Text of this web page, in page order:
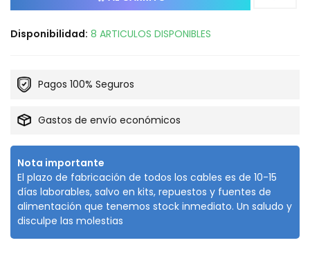
Disponibilidad: 8 ARTICULOS DISPONIBLES
Pagos 100% Seguros
Gastos de envío económicos
Nota importante
El plazo de fabricación de todos los cables es de 10-15
días laborables, salvo en kits, repuestos y fuentes de
alimentación que tenemos stock inmediato. Un saludo y
disculpe las molestias